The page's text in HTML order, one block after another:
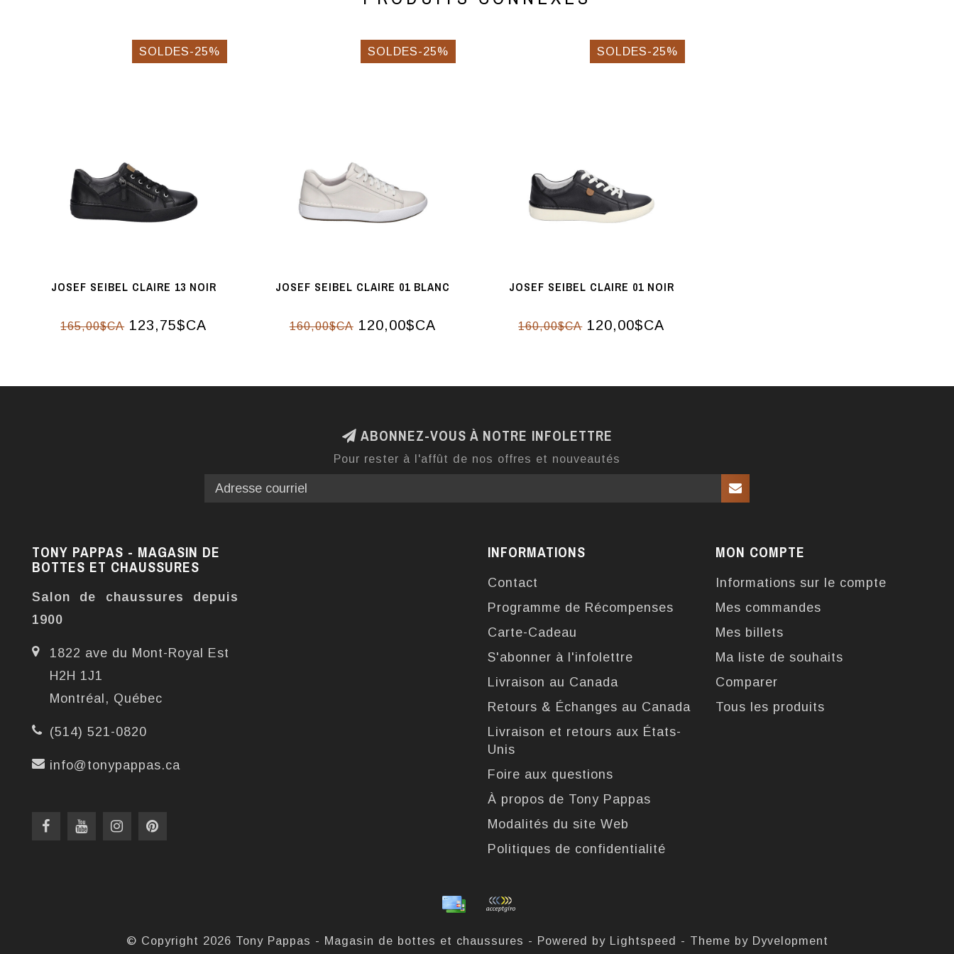
SOLDES-25%
JOSEF SEIBEL CLAIRE 13 NOIR
165,00$CA123,75$CA
SOLDES-25%
JOSEF SEIBEL CLAIRE 01 BLANC
160,00$CA120,00$CA
SOLDES-25%
JOSEF SEIBEL CLAIRE 01 NOIR
160,00$CA120,00$CA
ABONNEZ-VOUS À NOTRE INFOLETTRE
Pour rester à l'affût de nos offres et nouveautés
TONY PAPPAS - MAGASIN DE
BOTTES ET CHAUSSURES
Salon de chaussures depuis
1900
1822 ave du Mont-Royal Est
H2H 1J1
Montréal, Québec
(514) 521-0820
info@tonypappas.ca
INFORMATIONS
Contact
Programme de Récompenses
Carte-Cadeau
S'abonner à l'infolettre
Livraison au Canada
Retours & Échanges au Canada
Livraison et retours aux États-
Unis
Foire aux questions
À propos de Tony Pappas
Modalités du site Web
Politiques de confidentialité
MON COMPTE
Informations sur le compte
Mes commandes
Mes billets
Ma liste de souhaits
Comparer
Tous les produits
© Copyright 2026 Tony Pappas - Magasin de bottes et chaussures - Powered by Lightspeed - Theme by Dyvelopment